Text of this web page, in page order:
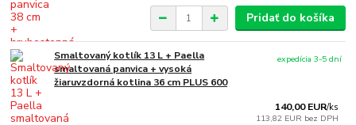
Pridať do košíka
Smaltovaný kotlík 13 L + Paella
smaltovaná panvica + vysoká
žiaruvzdorná kotlina 36 cm PLUS 600
140,00 EUR/ks
113,82 EUR bez DPH
expedícia 3-5 dní